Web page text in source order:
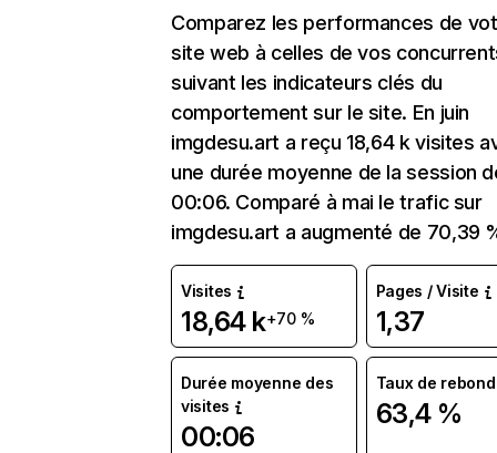
Comparez les performances de
site web à celles de vos
suivant les indicateurs clés du
comportement sur le site. En juin
imgdesu.art a reçu 18,64 k visites
une durée moyenne de la session
00:06. Comparé à mai le trafic sur
imgdesu.art a augmenté de 70,39
Visites
18,64 k+70 %
Pages / Visite
1,37
Durée moyenne des
visites
00:06
Taux de rebond
63,4 %